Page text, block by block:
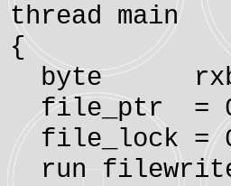
thread main
{
byte
file_ptr =
file_lock =
run